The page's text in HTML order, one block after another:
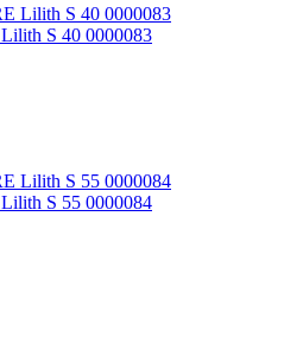
S 40 0000083
S 55 0000084